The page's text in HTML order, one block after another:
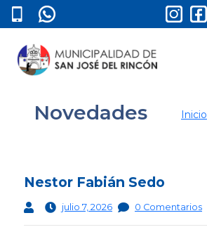
Novedades Inicio
Nestor Fabián Sedo
julio 7, 2026 0 Comentarios